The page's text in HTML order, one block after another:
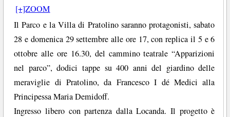
[+]ZOOM
Il Parco e la Villa di Pratolino saranno protagonisti, sabato
28 e domenica 29 settembre alle ore 17, con replica il 5 e 6
ottobre alle ore 16.30, del cammino teatrale “Apparizioni
nel parco”, dodici tappe su 400 anni del giardino delle
meraviglie di Pratolino, da Francesco I dé Medici alla
Principessa Maria Demidoff.
Ingresso libero con partenza dalla Locanda. Il progetto è